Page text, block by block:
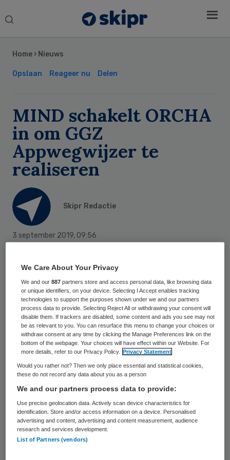
Search
Home › Nieuws
Opslaan Reageer nu Delen
MIND schakelt ORCHA
in om GGZ
Appwegwijzer te
realiseren
Skipr Redactie
3 september 2019, 09:56
Ggz-aanbieder MIND heeft
samenwerkingsovereenkomst gesloten met
ORCHA. Dit bedrijf houdt zich bezig met de
beoordeling van gezondheidsapplicaties en
gaat helpen een GGZ Appwegwijzer te
realiseren. Die moet een overzicht
scheppen in het ‘oerwoud’ aan apps dat er
inmiddels bestaat voor de geestelijke
gezondheidszorg.
“Er komen steeds meer apps op de
Nederlandse markt ter ondersteuning van
Sidebar
We Care About Your Privacy
We and our887 partners store and access personal data, like browsing data
or unique identifiers, on your device. Selecting I Accept enables tracking
technologies to support the purposes shown under we and our partners
process data to provide. Selecting Reject All or withdrawing your consent will
disable them. If trackers are disabled, some content and ads you see may not
be as relevant to you. You can resurface this menu to change your choices or
withdraw consent at any time by clicking the Manage Preferences link on the
bottom of the webpage. Your choices will have effect within our Website. For
more details, refer to our Privacy Policy.
Privacy Statement
Would you rather not? Then we only place essential and statistical cookies,
these do not record any data about you as a person
We and our partners process data to provide:
Use precise geolocation data. Actively scan device characteristics for
identification. Store and/or access information on a device. Personalised
advertising and content, advertising and content measurement, audience
research and services development.
List of Partners (vendors)